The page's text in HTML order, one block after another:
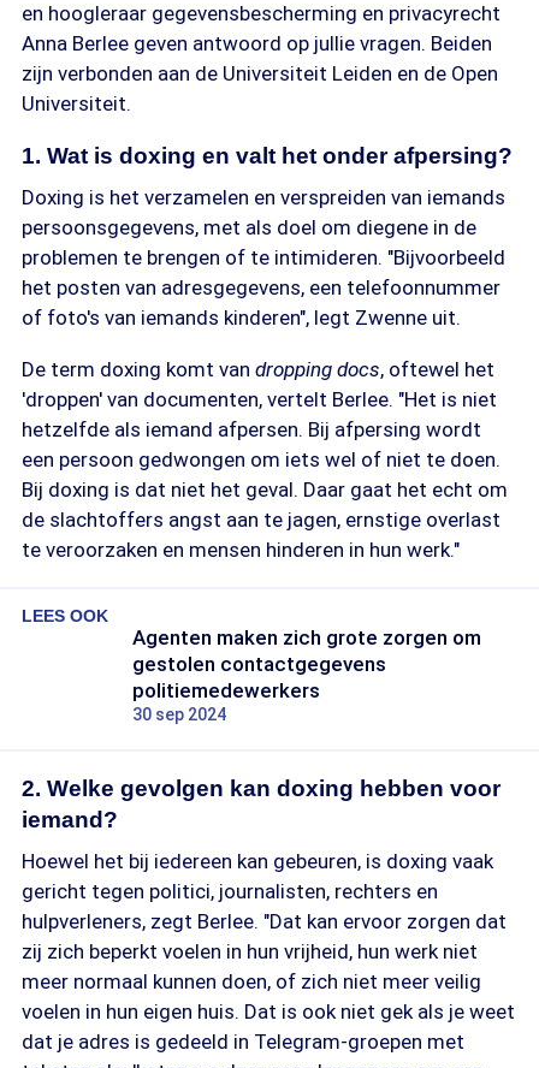
en hoogleraar gegevensbescherming en privacyrecht
Anna Berlee geven antwoord op jullie vragen. Beiden
zijn verbonden aan de Universiteit Leiden en de Open
Universiteit.
1. Wat is doxing en valt het onder afpersing?
Doxing is het verzamelen en verspreiden van iemands
persoonsgegevens, met als doel om diegene in de
problemen te brengen of te intimideren. "Bijvoorbeeld
het posten van adresgegevens, een telefoonnummer
of foto's van iemands kinderen", legt Zwenne uit.
De term doxing komt van dropping docs, oftewel het
'droppen' van documenten, vertelt Berlee. "Het is niet
hetzelfde als iemand afpersen. Bij afpersing wordt
een persoon gedwongen om iets wel of niet te doen.
Bij doxing is dat niet het geval. Daar gaat het echt om
de slachtoffers angst aan te jagen, ernstige overlast
te veroorzaken en mensen hinderen in hun werk."
LEES OOK
Agenten maken zich grote zorgen om
gestolen contactgegevens
politiemedewerkers
30 sep 2024
2. Welke gevolgen kan doxing hebben voor
iemand?
Hoewel het bij iedereen kan gebeuren, is doxing vaak
gericht tegen politici, journalisten, rechters en
hulpverleners, zegt Berlee. "Dat kan ervoor zorgen dat
zij zich beperkt voelen in hun vrijheid, hun werk niet
meer normaal kunnen doen, of zich niet meer veilig
voelen in hun eigen huis. Dat is ook niet gek als je weet
dat je adres is gedeeld in Telegram-groepen met